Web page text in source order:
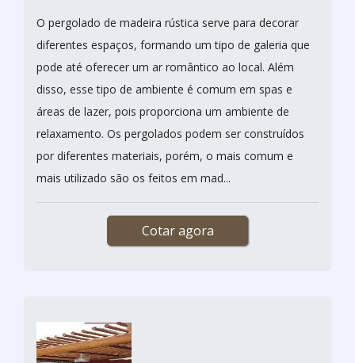
O pergolado de madeira rústica serve para decorar
diferentes espaços, formando um tipo de galeria que
pode até oferecer um ar romântico ao local. Além
disso, esse tipo de ambiente é comum em spas e
áreas de lazer, pois proporciona um ambiente de
relaxamento. Os pergolados podem ser construídos
por diferentes materiais, porém, o mais comum e
mais utilizado são os feitos em mad...
Cotar agora